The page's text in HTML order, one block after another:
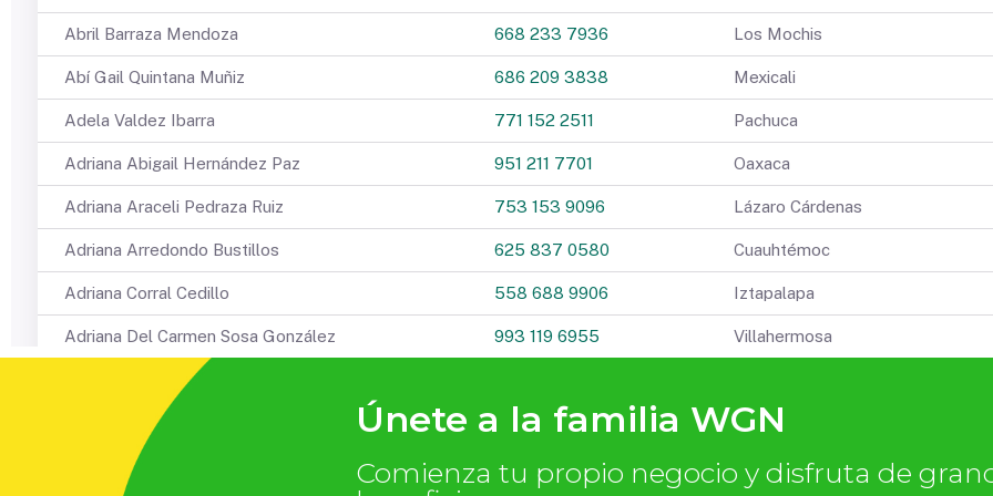
Únete a la familia WGN
Comienza tu propio negocio y disfruta de